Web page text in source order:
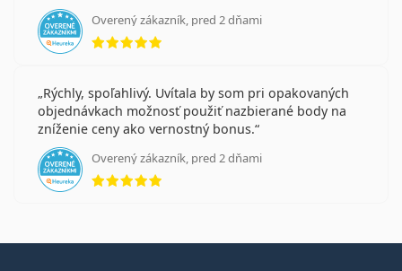
Overený zákazník, pred 2 dňami
hodnotenie 5 z 5
Rýchly, spoľahlivý. Uvítala by som pri opakovaných
objednávkach možnosť použiť nazbierané body na
zníženie ceny ako vernostný bonus.
Overený zákazník, pred 2 dňami
hodnotenie 5 z 5